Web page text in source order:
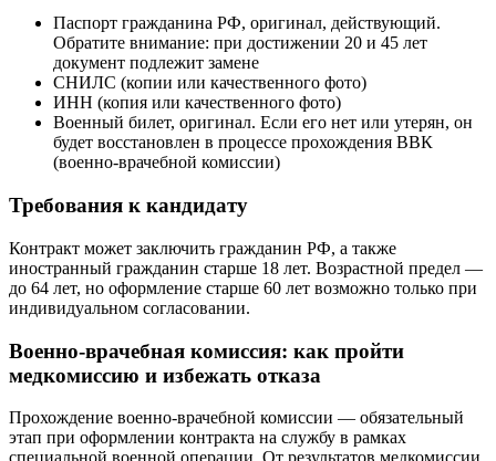
Паспорт гражданина РФ, оригинал, действующий.
Обратите внимание: при достижении 20 и 45 лет
документ подлежит замене
СНИЛС (копии или качественного фото)
ИНН (копия или качественного фото)
Военный билет, оригинал. Если его нет или утерян, он
будет восстановлен в процессе прохождения ВВК
(военно-врачебной комиссии)
Требования к кандидату
Контракт может заключить гражданин РФ, а также
иностранный гражданин старше 18 лет. Возрастной предел —
до 64 лет, но оформление старше 60 лет возможно только при
индивидуальном согласовании.
Военно-врачебная комиссия: как пройти
медкомиссию и избежать отказа
Прохождение военно-врачебной комиссии — обязательный
этап при оформлении контракта на службу в рамках